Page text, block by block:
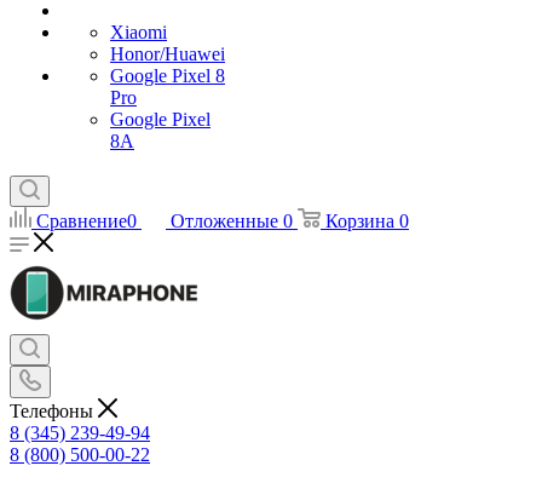
Xiaomi
Honor/Huawei
Google Pixel 8
Pro
Google Pixel
8A
Сравнение0 Отложенные 0 Корзина 0
Телефоны
8 (345) 239-49-94
8 (800) 500-00-22